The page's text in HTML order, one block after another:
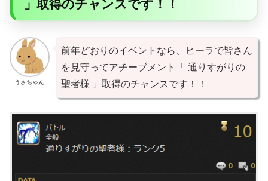
」取得のチャンスです！！
うさちゃん
前年どおりのイベントなら、ヒーラで皆さん
を見守ってアチーブメント「 通りすがりの
聖者様 」取得のチャンスです！！